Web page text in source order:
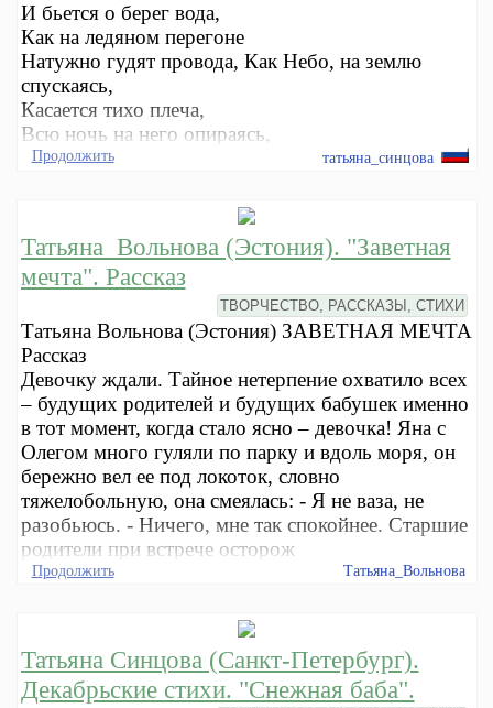
И бьется о берег вода,
Как на ледяном перегоне
Натужно гудят провода, Как Небо, на землю
спускаясь,
Касается тихо плеча,
Всю ночь на него опираясь,
Продолжить татьяна_синцова
Татьяна_Вольнова (Эстония). "Заветная
мечта". Рассказ
ТВОРЧЕСТВО, РАССКАЗЫ, СТИХИ
Татьяна Вольнова (Эстония) ЗАВЕТНАЯ МЕЧТА
Рассказ
Девочку ждали. Тайное нетерпение охватило всех
– будущих родителей и будущих бабушек именно
в тот момент, когда стало ясно – девочка! Яна с
Олегом много гуляли по парку и вдоль моря, он
бережно вел ее под локоток, словно
тяжелобольную, она смеялась: - Я не ваза, не
разобьюсь. - Ничего, мне так спокойнее. Старшие
родители при встрече осторож
Продолжить Татьяна_Вольнова
Татьяна Синцова (Санкт-Петербург).
Декабрьские стихи. "Снежная баба".